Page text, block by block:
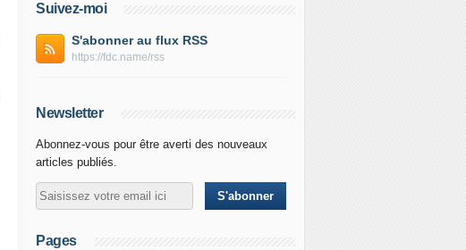
Suivez-moi
S'abonner au flux RSS
https://fdc.name/rss
Newsletter
Abonnez-vous pour être averti des nouveaux
articles publiés.
Pages